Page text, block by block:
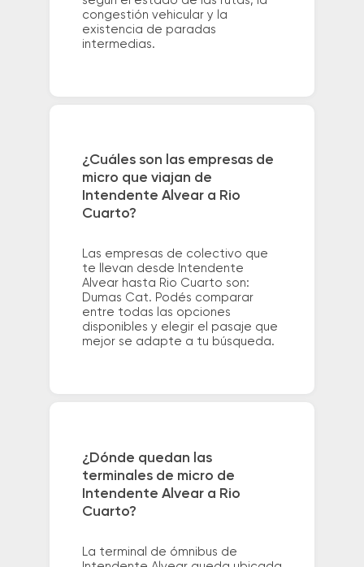
congestión vehicular y la
existencia de paradas
intermedias.
¿Cuáles son las empresas de
micro que viajan de
Intendente Alvear a Rio
Cuarto?
Las empresas de colectivo que
te llevan desde Intendente
Alvear hasta Rio Cuarto son:
Dumas Cat. Podés comparar
entre todas las opciones
disponibles y elegir el pasaje que
mejor se adapte a tu búsqueda.
¿Dónde quedan las
terminales de micro de
Intendente Alvear a Rio
Cuarto?
La terminal de ómnibus de